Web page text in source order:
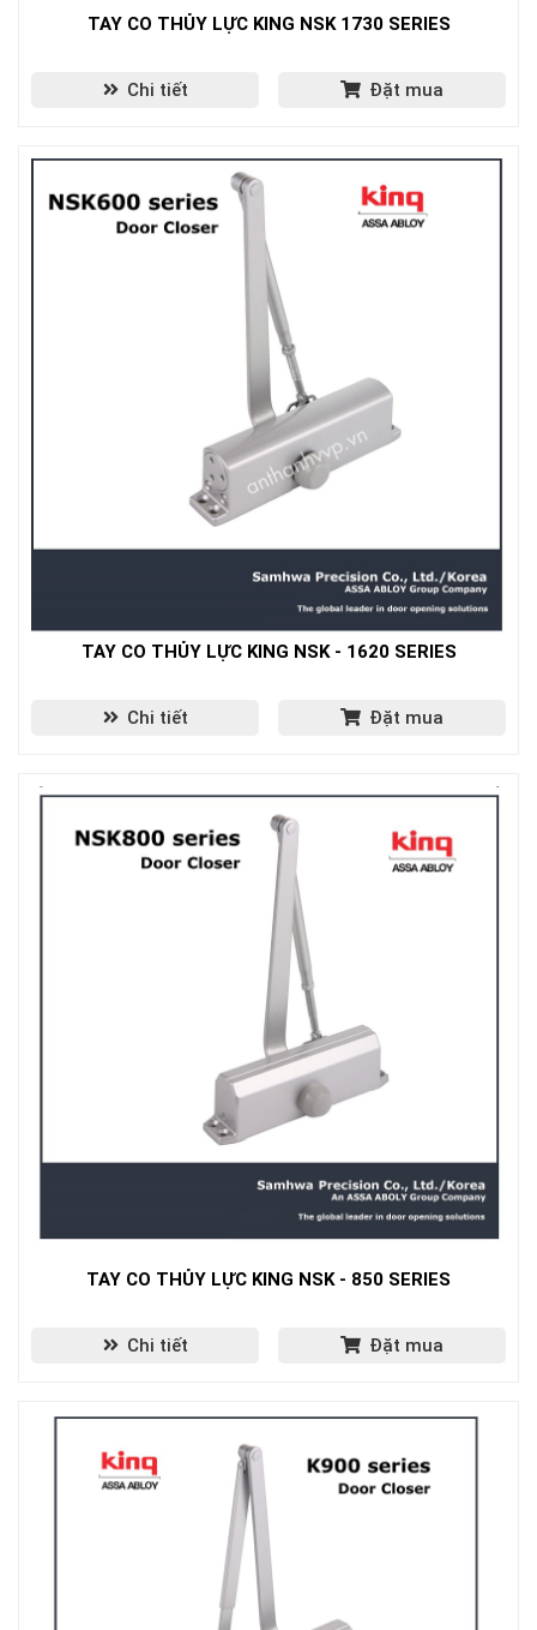
TAY CO THỦY LỰC KING NSK 1730 SERIES
Chi tiết Đặt mua
TAY CO THỦY LỰC KING NSK - 1620 SERIES
Chi tiết Đặt mua
TAY CO THỦY LỰC KING NSK - 850 SERIES
Chi tiết Đặt mua